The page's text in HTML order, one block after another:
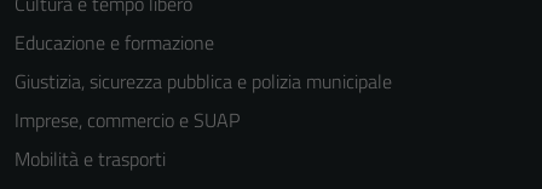
Educazione e formazione
Giustizia, sicurezza pubblica e polizia municipale
Imprese, commercio e SUAP
Mobilità e trasporti